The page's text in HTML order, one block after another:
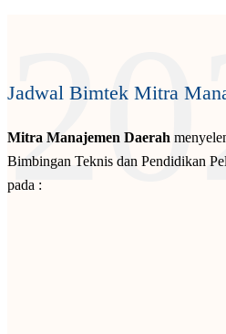
Jadwal Bimtek Mitra
Mitra Manajemen Daerah
Bimbingan Teknis dan Pendidikan
pada :